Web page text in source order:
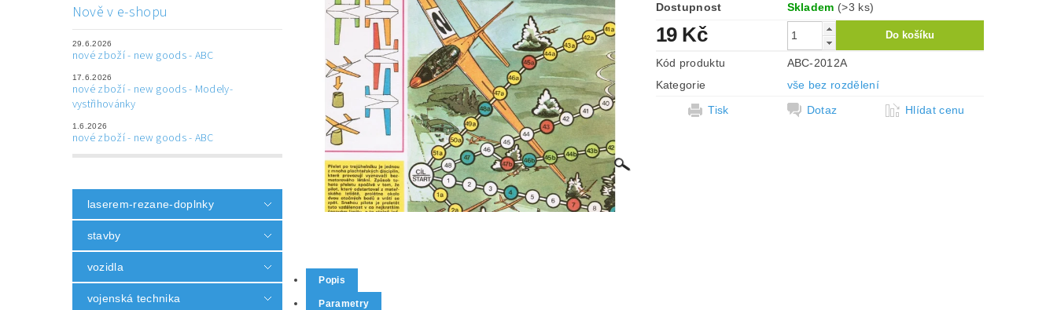
Nově v e-shopu
29.6.2026
nové zboží - new goods - ABC
17.6.2026
nové zboží - new goods - Modely-
vystřihovánky
1.6.2026
nové zboží - new goods - ABC
laserem-rezane-doplnky
stavby
vozidla
vojenská technika
Dostupnost Skladem (>3 ks)
19 Kč
Kód produktu
ABC-2012A
Kategorie
vše bez rozdělení
Tisk
Dotaz Hlídat cenu
Popis
Parametry